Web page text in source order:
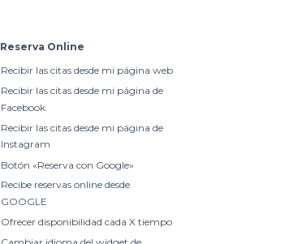
Reserva Online
Recibir las citas desde mi página web
Recibir las citas desde mi página de
Facebook
Recibir las citas desde mi página de
Instagram
Botón «Reserva con Google»
Recibe reservas online desde
GOOGLE
Ofrecer disponibilidad cada X tiempo